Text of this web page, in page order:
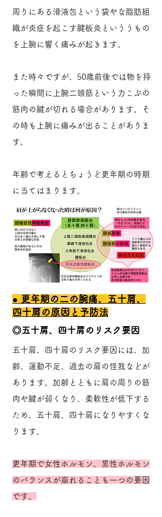
周りにある滑液包という袋やな脂肪組
織が炎症を起こす腱板炎といううもの
を上腕に響く痛みが起きます。
また時々ですが、50歳前後では物を持
った瞬間に上腕二頭筋という力こぶの
筋肉の腱が切れる場合があります。そ
の時も上腕に痛みが出ることがありま
す。
年齢で考えるとちょうど更年期の時期
に当てはまります。
​● 更年期の二の腕痛、五十肩、
四十肩の原因と予防法
​◎五十肩、四十肩のリスク要因
五十肩、四十肩のリスク要因には、加
齢、運動不足、過去の肩の怪我などが
あります。加齢とともに肩の周りの筋
肉や腱が弱くなり、柔軟性が低下する
ため、五十肩、四十肩になりやすくな
ります。
更年期で女性ホルモン、男性ホルモン
のバランスが崩れることも一つの要因
です。